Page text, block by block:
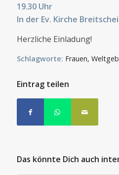
19.30 Uhr
In der Ev. Kirche
Herzliche Einladung!
Schlagworte: Frauen,
Eintrag teilen
Das könnte Dich auch